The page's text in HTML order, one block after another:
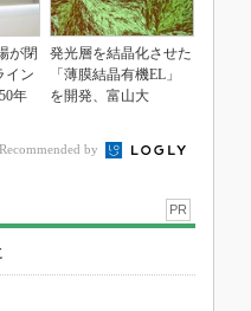
が閉
イン
年
発光層を結晶化させた
「薄膜結晶有機EL」
を開発、富山大
Recommended by
PR